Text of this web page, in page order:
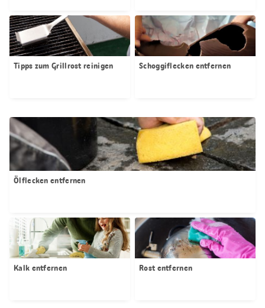
Tipps zum Grillrost reinigen Schoggiflecken entfernen
Ölflecken entfernen
Kalk entfernen Rost entfernen